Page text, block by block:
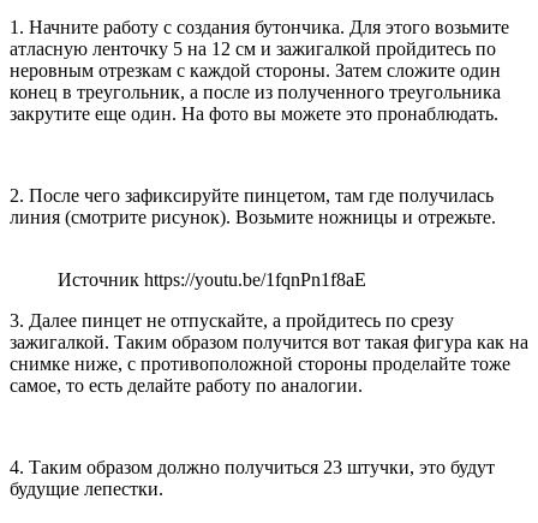
1. Начните работу с создания бутончика. Для этого возьмите
атласную ленточку 5 на 12 см и зажигалкой пройдитесь по
неровным отрезкам с каждой стороны. Затем сложите один
конец в треугольник, а после из полученного треугольника
закрутите еще один. На фото вы можете это пронаблюдать.
2. После чего зафиксируйте пинцетом, там где получилась
линия (смотрите рисунок). Возьмите ножницы и отрежьте.
Источник https://youtu.be/1fqnPn1f8aE
3. Далее пинцет не отпускайте, а пройдитесь по срезу
зажигалкой. Таким образом получится вот такая фигура как на
снимке ниже, с противоположной стороны проделайте тоже
самое, то есть делайте работу по аналогии.
4. Таким образом должно получиться 23 штучки, это будут
будущие лепестки.